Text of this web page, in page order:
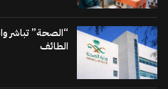
“الصحة” تباشر
الطائف